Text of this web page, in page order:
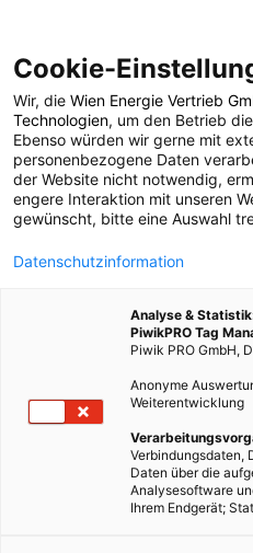
POSTS
1
Cookie-
Wir, die Wien Energie Vertrieb
Technologien, um den Betrieb
Ebenso würden wir gerne mit
personenbezogene Daten
der Website nicht notwendig,
engere Interaktion mit unseren
gewünscht, bitte eine Auswahl
Datenschutzinformation
Analyse &
PiwikPRO Tag
Piwik PRO GmbH,
Anonyme
Weiterentwicklung
Verbindungsdaten,
Daten über die
Analysesoftware
Ihrem Endgerät;